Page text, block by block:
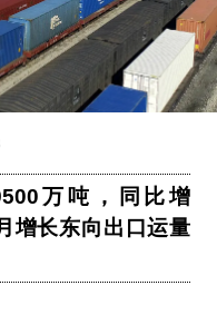
万吨，同比增
增长东向出口运量